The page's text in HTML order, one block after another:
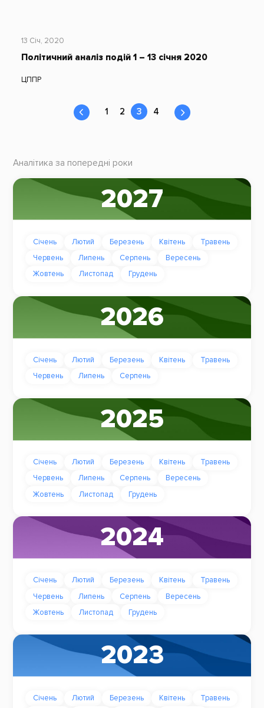
13 Січ, 2020
Політичний аналіз подій 1 – 13 січня 2020
ЦППР
1 2 3 4
Аналітика за попередні роки
2027
Січень Лютий Березень Квітень
Травень
Червень
Липень Серпень
Вересень
Жовтень
Листопад Грудень
2026
Січень Лютий Березень Квітень
Травень
Червень
Липень Серпень
2025
Січень Лютий Березень Квітень
Травень
Червень
Липень Серпень
Вересень
Жовтень
Листопад Грудень
2024
Січень Лютий Березень Квітень
Травень
Червень
Липень Серпень
Вересень
Жовтень
Листопад Грудень
2023
Січень Лютий Березень Квітень
Травень